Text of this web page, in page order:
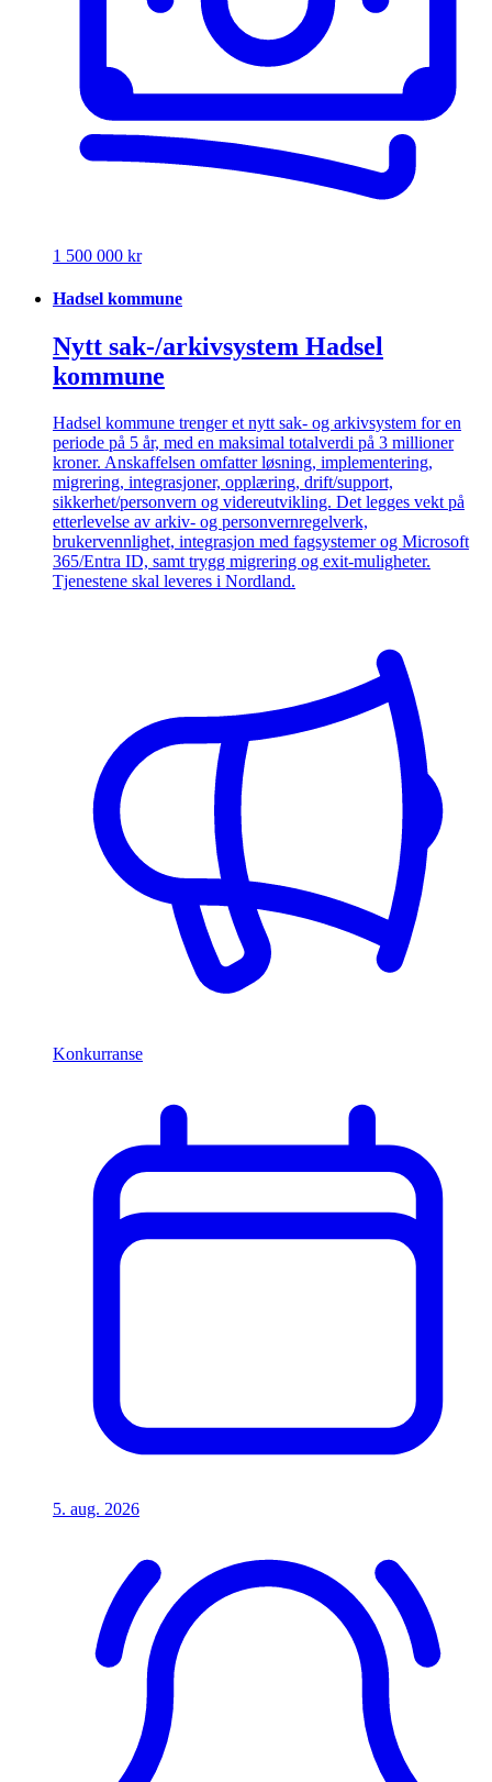
1 500 000 kr
Hadsel kommune
Nytt sak-/arkivsystem Hadsel
kommune
Hadsel kommune trenger et nytt sak- og arkivsystem for en
periode på 5 år, med en maksimal totalverdi på 3 millioner
kroner. Anskaffelsen omfatter løsning, implementering,
migrering, integrasjoner, opplæring, drift/support,
sikkerhet/personvern og videreutvikling. Det legges vekt på
etterlevelse av arkiv- og personvernregelverk,
brukervennlighet, integrasjon med fagsystemer og Microsoft
365/Entra ID, samt trygg migrering og exit-muligheter.
Tjenestene skal leveres i Nordland.
Konkurranse
5. aug. 2026